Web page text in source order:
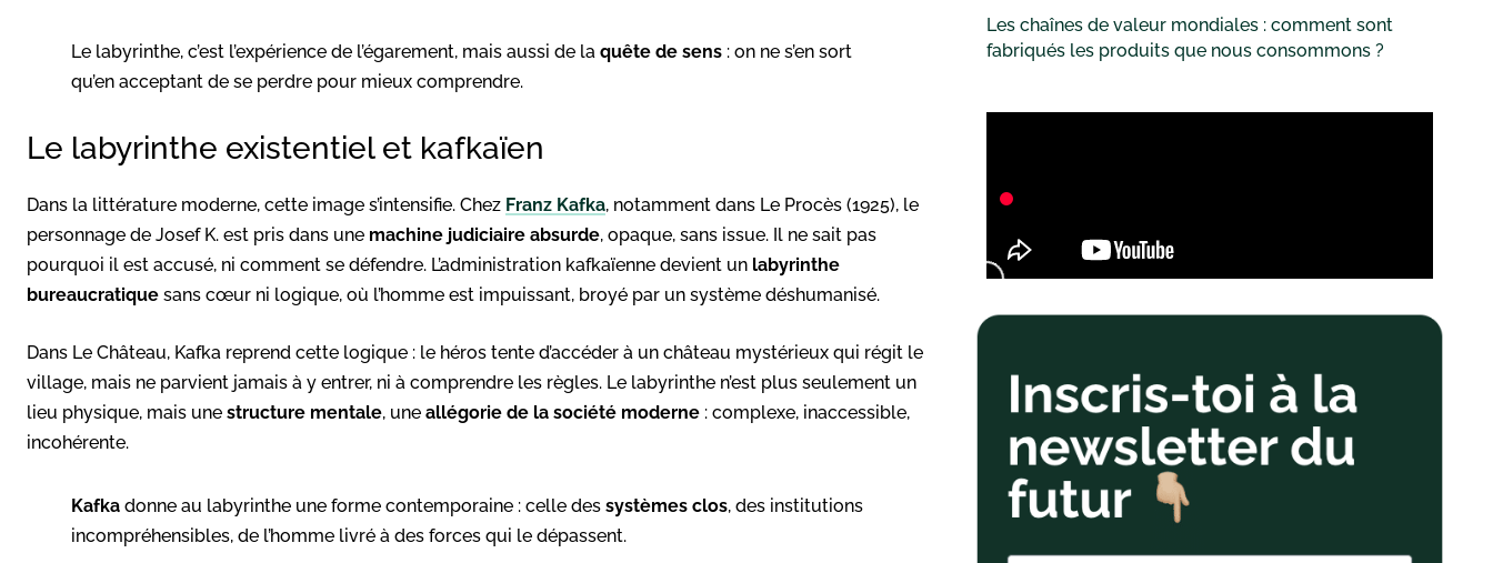
Le labyrinthe, c’est l’expérience de l’égarement, mais aussi de la quête de sens : on ne s’en sort
qu’en acceptant de se perdre pour mieux comprendre.
Le labyrinthe existentiel et kafkaïen
Dans la littérature moderne, cette image s’intensifie. Chez Franz Kafka, notamment dans Le Procès (1925), le
personnage de Josef K. est pris dans une machine judiciaire absurde, opaque, sans issue. Il ne sait pas
pourquoi il est accusé, ni comment se défendre. L’administration kafkaïenne devient un labyrinthe
bureaucratique sans cœur ni logique, où l’homme est impuissant, broyé par un système déshumanisé.
Dans Le Château, Kafka reprend cette logique : le héros tente d’accéder à un château mystérieux qui régit le
village, mais ne parvient jamais à y entrer, ni à comprendre les règles. Le labyrinthe n’est plus seulement un
lieu physique, mais une structure mentale, une allégorie de la société moderne : complexe, inaccessible,
incohérente.
Kafka donne au labyrinthe une forme contemporaine : celle des systèmes clos, des institutions
incompréhensibles, de l’homme livré à des forces qui le dépassent.
Les chaînes de valeur mondiales : comment sont
fabriqués les produits que nous consommons ?